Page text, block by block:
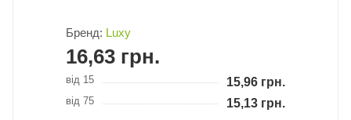
Бренд: Luxy
16,63 грн.
від 15 15,96 грн.
від 75 15,13 грн.